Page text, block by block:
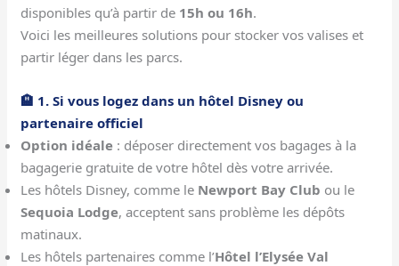
disponibles qu’à partir de 15h ou 16h.
Voici les meilleures solutions pour stocker vos valises et
partir léger dans les parcs.
🏨 1. Si vous logez dans un hôtel Disney ou
partenaire officiel
Option idéale : déposer directement vos bagages à la
bagagerie gratuite de votre hôtel dès votre arrivée.
Les hôtels Disney, comme le Newport Bay Club ou le
Sequoia Lodge, acceptent sans problème les dépôts
matinaux.
Les hôtels partenaires comme l’Hôtel l’Elysée Val